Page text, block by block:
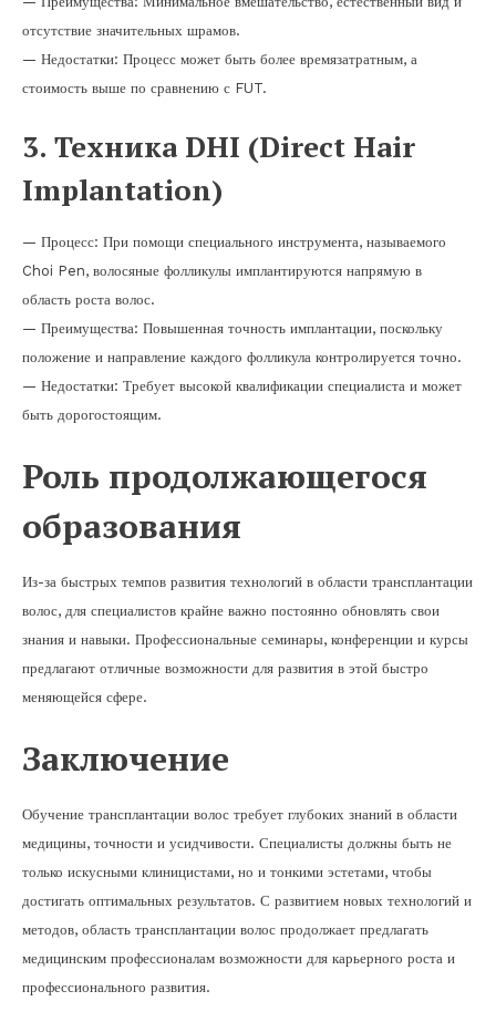
отсутствие значительных шрамов.
— Недостатки: Процесс может быть более времязатратным, а
стоимость выше по сравнению с FUT.
3. Техника DHI (Direct Hair
Implantation)
— Процесс: При помощи специального инструмента, называемого
Choi Pen, волосяные фолликулы имплантируются напрямую в
область роста волос.
— Преимущества: Повышенная точность имплантации, поскольку
положение и направление каждого фолликула контролируется точно.
— Недостатки: Требует высокой квалификации специалиста и может
быть дорогостоящим.
Роль продолжающегося
образования
Из-за быстрых темпов развития технологий в области трансплантации
волос, для специалистов крайне важно постоянно обновлять свои
знания и навыки. Профессиональные семинары, конференции и курсы
предлагают отличные возможности для развития в этой быстро
меняющейся сфере.
Заключение
Обучение трансплантации волос требует глубоких знаний в области
медицины, точности и усидчивости. Специалисты должны быть не
только искусными клиницистами, но и тонкими эстетами, чтобы
достигать оптимальных результатов. С развитием новых технологий и
методов, область трансплантации волос продолжает предлагать
медицинским профессионалам возможности для карьерного роста и
профессионального развития.